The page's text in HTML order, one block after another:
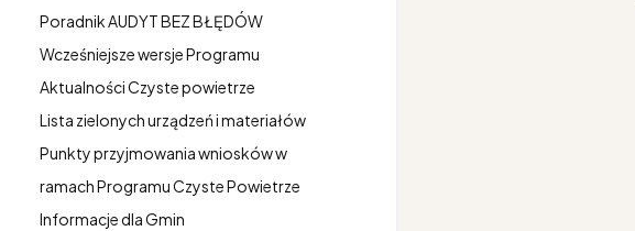
Poradnik AUDYT BEZ BŁĘDÓW
Wcześniejsze wersje Programu
Aktualności Czyste powietrze
Lista zielonych urządzeń i materiałów
Punkty przyjmowania wniosków w
ramach Programu Czyste Powietrze
Informacje dla Gmin